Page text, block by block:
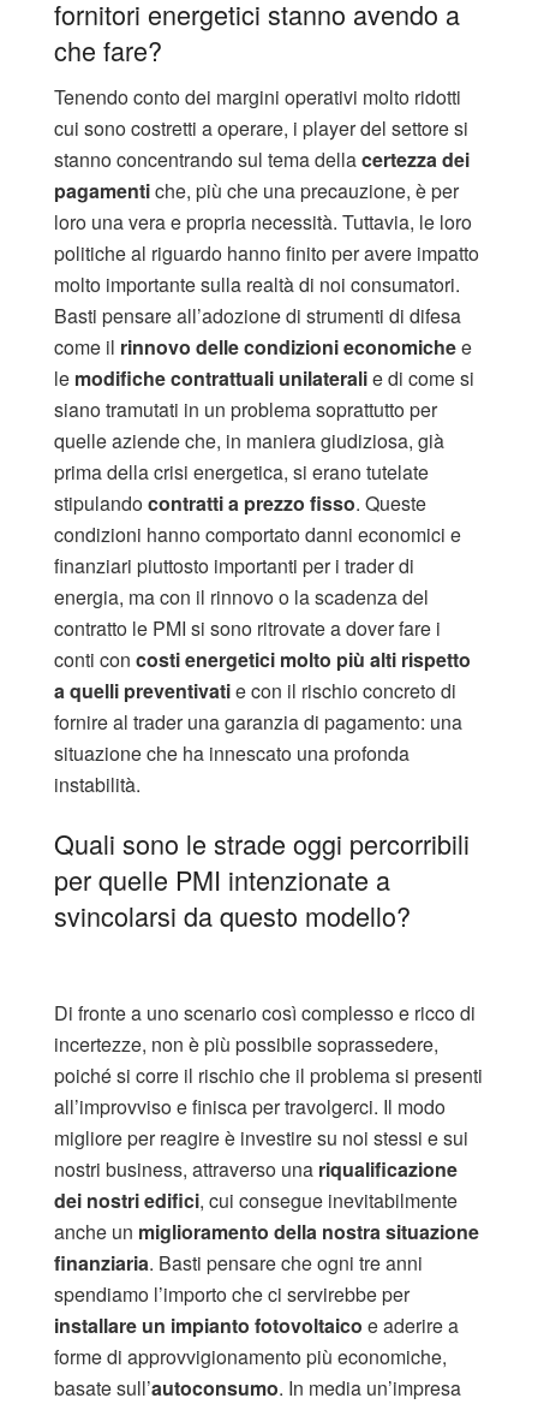
fornitori energetici stanno avendo a
che fare?
Tenendo conto dei margini operativi molto ridotti
cui sono costretti a operare, i player del settore si
stanno concentrando sul tema dellacertezza dei
pagamentiche, più che una precauzione, è per
loro una vera e propria necessità. Tuttavia, le loro
politiche al riguardo hanno finito per avere impatto
molto importante sulla realtà di noi consumatori.
Basti pensare all’adozione di strumenti di difesa
come il rinnovo delle condizioni economichee
le modifiche contrattuali unilateralie di come si
siano tramutati in un problema soprattutto per
quelle aziende che, in maniera giudiziosa, già
prima della crisi energetica, si erano tutelate
stipulandocontratti a prezzo fisso. Queste
condizioni hanno comportato danni economici e
finanziari piuttosto importanti per i trader di
energia, ma con il rinnovo o la scadenza del
contratto le PMI si sono ritrovate a dover fare i
conti con costi energetici molto più alti rispetto
a quelli preventivatie con il rischio concreto di
fornire al trader una garanzia di pagamento: una
situazione che ha innescato una profonda
instabilità.
Quali sono le strade oggi percorribili
per quelle PMI intenzionate a
svincolarsi da questo modello?
Di fronte a uno scenario così complesso e ricco di
incertezze, non è più possibile soprassedere,
poiché si corre il rischio che il problema si presenti
all’improvviso e finisca per travolgerci. Il modo
migliore per reagire è investire su noi stessi e sui
nostri business, attraverso una riqualificazione
dei nostri edifici, cui consegue inevitabilmente
anche un miglioramento della nostra situazione
finanziaria. Basti pensare che ogni tre anni
spendiamo l’importo che ci servirebbe per
installare un impianto fotovoltaico e aderire a
forme di approvvigionamento più economiche,
basate sull’autoconsumo. In media un’impresa